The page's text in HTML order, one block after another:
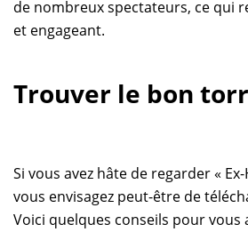
de nombreux spectateurs, ce qui
et engageant.
Trouver le bon
Si vous avez hâte de regarder «
vous envisagez peut-être de
Voici quelques conseils pour vous